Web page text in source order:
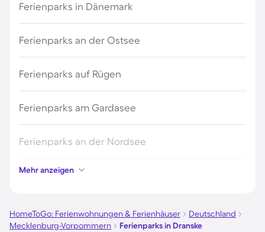
Ferienparks in Dänemark
Ferienparks an der Ostsee
Ferienparks auf Rügen
Ferienparks am Gardasee
Ferienparks an der Nordsee
Ferienparks in Kroatien
Ferienparks in Österreich
Mehr anzeigen
HomeToGo: Ferienwohnungen & Ferienhäuser
Deutschland
Mecklenburg-Vorpommern
Ferienparks in Dranske